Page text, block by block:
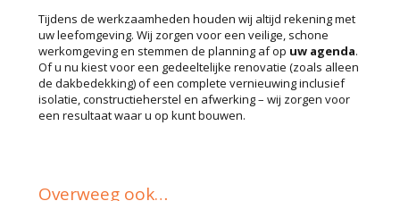
Tijdens de werkzaamheden houden wij altijd rekening met
uw leefomgeving. Wij zorgen voor een veilige, schone
werkomgeving en stemmen de planning af op uw agenda.
Of u nu kiest voor een gedeeltelijke renovatie (zoals alleen
de dakbedekking) of een complete vernieuwing inclusief
isolatie, constructieherstel en afwerking – wij zorgen voor
een resultaat waar u op kunt bouwen.
Overweeg ook…